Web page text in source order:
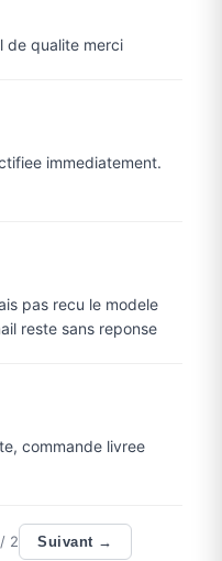
de qualite merci
immediatement.
pas recu le modele
reste sans reponse
commande livree
/ 2 Suivant →